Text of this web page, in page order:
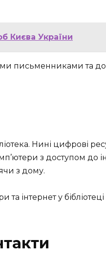
Києва України
письменниками та
Нині цифрові
з доступом до
з дому.